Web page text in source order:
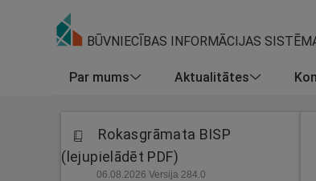
BŪVNIECĪBAS INFORMĀCIJAS
Par mums Aktualitātes
Rokasgrāmata BISP
(lejupielādēt PDF)
06.08.2026 Versija 284.0